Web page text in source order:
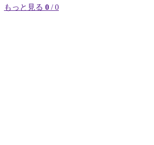
もっと見る 0 / 0